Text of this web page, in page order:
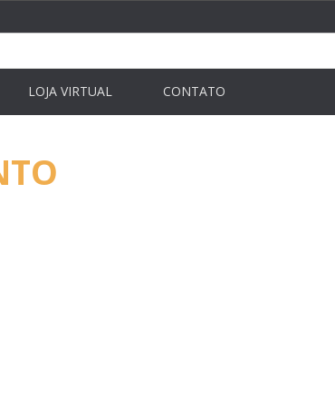
LOJA VIRTUAL CONTATO